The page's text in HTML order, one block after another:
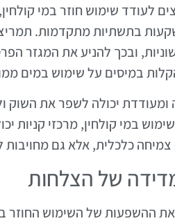
לעודד שימוש חוזר במי
בתשתיות מתקדמות.
ובכך להניע את המגזר
במיסים על שימוש במים
ומעודדת יכולה לשפר את
במי קולחין, מרכזי
כלכלית, אלא גם מחויבות
של הצלחות
ההשפעות של השימוש החוזר